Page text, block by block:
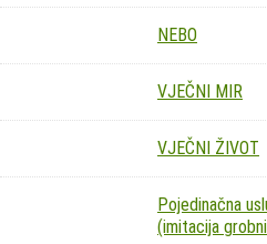
NEBO
VJEČNI MIR
VJEČNI ŽIVOT
Pojedinačna
(imitacija